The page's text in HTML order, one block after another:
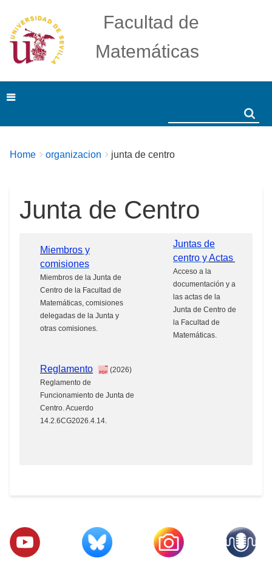
Facultad de
Matemáticas
Breadcrumbs
You
Home organizacion junta de centro
Junta de Centro
Miembros y
comisiones
Miembros de la Junta de
Centro de la Facultad de
Matemáticas, comisiones
delegadas de la Junta y
otras comisiones.
Juntas de
centro yActas
Acceso a la
documentación y a
las actas de la
Junta de Centro de
la Facultad de
Matemáticas.
Reglamento
(2026)
Reglamento de
Funcionamiento de Junta de
Centro. Acuerdo
14.2.6CG2026.4.14.